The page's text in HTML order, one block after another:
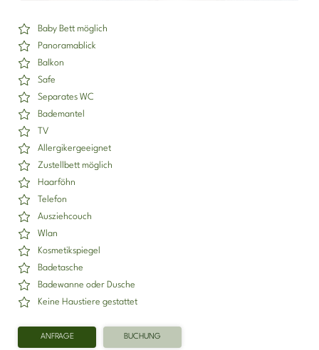
ENTLICH DA
ENTSPANNEN
Baby Bett möglich
Panoramablick
Balkon
Safe
Separates WC
Bademantel
TV
Allergikergeeignet
Zustellbett möglich
Haarföhn
Telefon
Ausziehcouch
Wlan
Kosmetikspiegel
Badetasche
Badewanne oder Dusche
Keine Haustiere gestattet
ANFRAGE BUCHUNG